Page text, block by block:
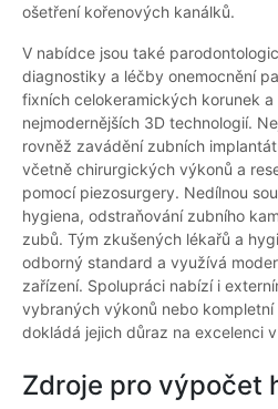
ošetření kořenových kanálků.
V nabídce jsou také
diagnostiky a léčby onemocnění
fixních celokeramických korunek
nejmodernějších 3D technologií.
rovněž zavádění zubních
včetně chirurgických výkonů a
pomocí piezosurgery. Nedílnou
hygiena, odstraňování zubního
zubů. Tým zkušených lékařů a
odborný standard a využívá
zařízení. Spolupráci nabízí i
vybraných výkonů nebo
dokládá jejich důraz na excelenci
Zdroje pro výpočet